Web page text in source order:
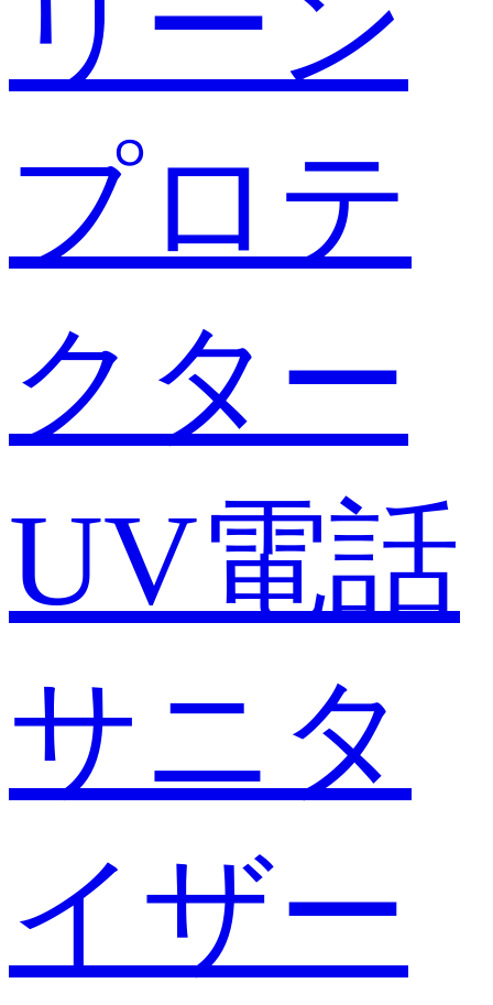
プロテ
クター
UV電話
サニタ
イザー